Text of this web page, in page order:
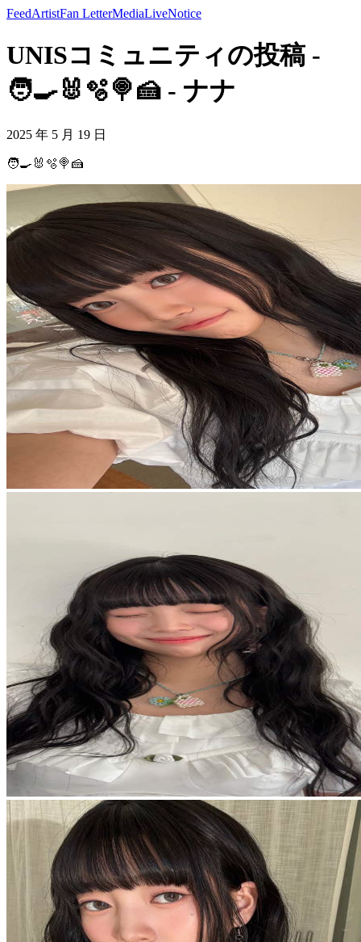
FeedArtistFan LetterMediaLiveNotice
UNISコミュニティの投稿 -
🧑‍🍳🐰🫧🍭🍰 - ナナ
2025 年 5 月 19 日
🧑‍🍳🐰🫧🍭🍰